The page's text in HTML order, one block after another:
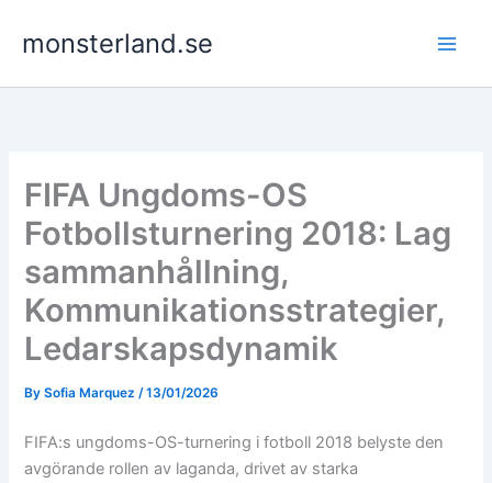
monsterland.se
FIFA Ungdoms-OS
Fotbollsturnering 2018: Lag
sammanhållning,
Kommunikationsstrategier,
Ledarskapsdynamik
BySofia Marquez/13/01/2026
FIFA:s ungdoms-OS-turnering i fotboll 2018 belyste den
avgörande rollen av laganda, drivet av starka